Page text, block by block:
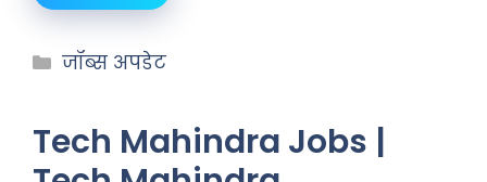
जॉब्स अपडेट
Tech Mahindra Jobs |